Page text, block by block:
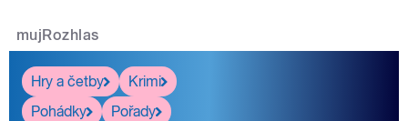
mujRozhlas
Hry a četby
Krimi
Pohádky
Pořady